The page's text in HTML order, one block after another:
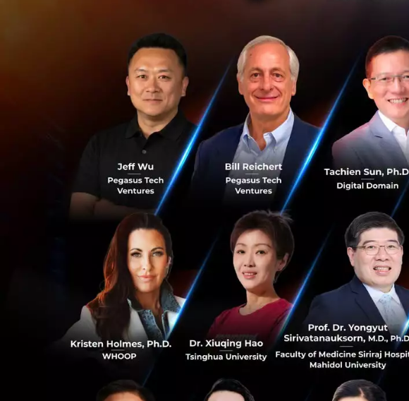
0
เป็นปัจจัยสำคัญต่อการทำธุรกิจ โดย
ระบบบัญชีที่ดีช่วยให้ธุรกิจเติบโต
“ระบบบัญชี ช่วยให้ผู้ประกอบการสา
ระบบ ซึ่งการทำบัญชีที่ดีเป็นพื้นฐาน
มาใช้ประกอบการตัดสินใจ ธุรกิจที่
กว่า”
คุณภีมได้แบ่งปันมุมมอง และประโ
ซึ่งสำหรับคุณภีมมองว่า การที่ธุรกิจ
ประสิทธิภาพ โดยเฉพาะผู้ประกอบ
การตัดสินใจตั้งอยู่บนพื้นฐานของข้
เป็นการเปลี่ยนรูปแบบการทำงานที่ช่
บัญชีของบริษัท และสามารถใช้เวลา
กลยุทธ์การตลาด, งานบริหารลูกค้าสั